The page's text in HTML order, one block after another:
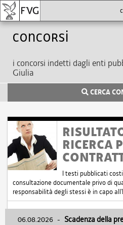
Concorsi
i concorsi indetti dagli enti
Giulia
CERCA
RICERCA
I testi pubblicati
consultazione documentale privo di
responsabilità degli stessi è in capo
06.08.2026 - Scadenza della